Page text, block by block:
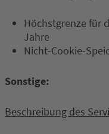
Höchstgrenze für
Jahre
Nicht-Cookie-
Sonstige:
Beschreibung des